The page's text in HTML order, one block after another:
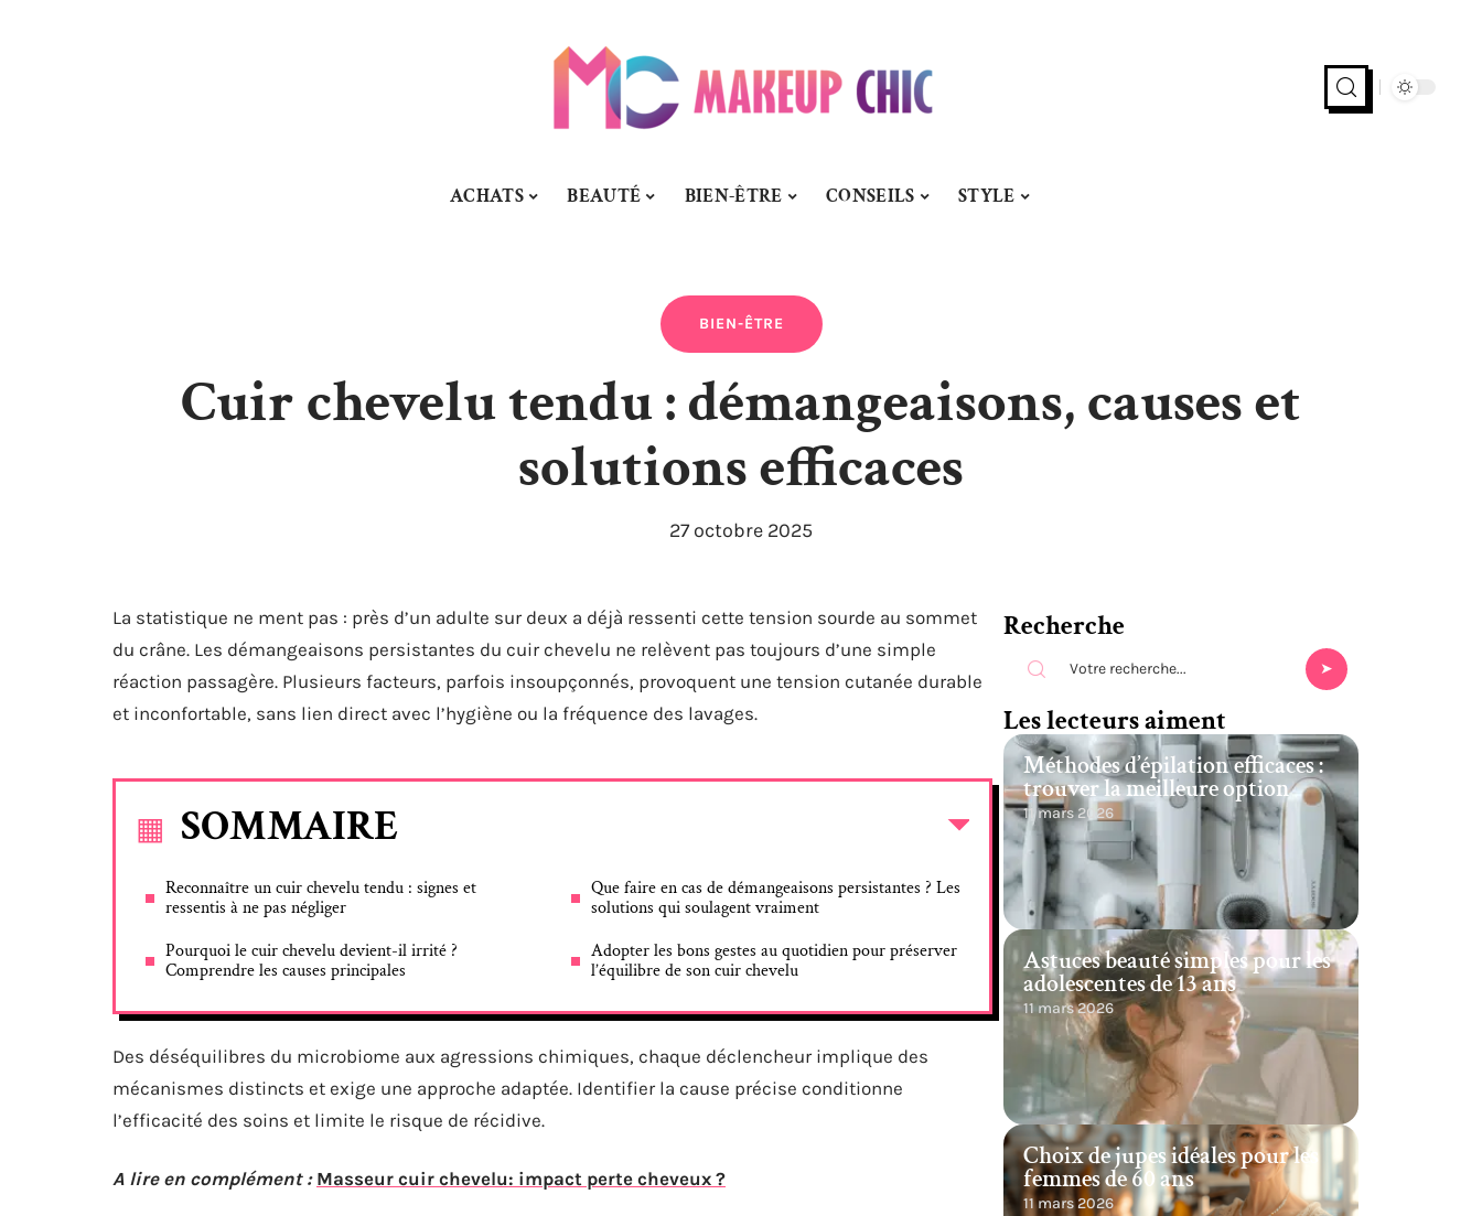
ACHATS BEAUTÉ BIEN-ÊTRE CONSEILS STYLE
BIEN-ÊTRE
Cuir chevelu tendu : démangeaisons, causes et
solutions efficaces
27 octobre 2025
La statistique ne ment pas : près d’un adulte sur deux a déjà ressenti cette tension sourde au sommet
du crâne. Les démangeaisons persistantes du cuir chevelu ne relèvent pas toujours d’une simple
réaction passagère. Plusieurs facteurs, parfois insoupçonnés, provoquent une tension cutanée durable
et inconfortable, sans lien direct avec l’hygiène ou la fréquence des lavages.
SOMMAIRE
Reconnaître un cuir chevelu tendu : signes et
ressentis à ne pas négliger
Pourquoi le cuir chevelu devient-il irrité ?
Comprendre les causes principales
Que faire en cas de démangeaisons persistantes ? Les
solutions qui soulagent vraiment
Adopter les bons gestes au quotidien pour préserver
l’équilibre de son cuir chevelu
Des déséquilibres du microbiome aux agressions chimiques, chaque déclencheur implique des
mécanismes distincts et exige une approche adaptée. Identifier la cause précise conditionne
l’efficacité des soins et limite le risque de récidive.
A lire en complément : Masseur cuir chevelu: impact perte cheveux ?
Recherche
Les lecteurs aiment
Méthodes d’épilation efficaces :
trouver la meilleure option
11 mars 2026
Astuces beauté simples pour les
adolescentes de 13 ans
11 mars 2026
Choix de jupes idéales pour les
femmes de 60 ans
11 mars 2026